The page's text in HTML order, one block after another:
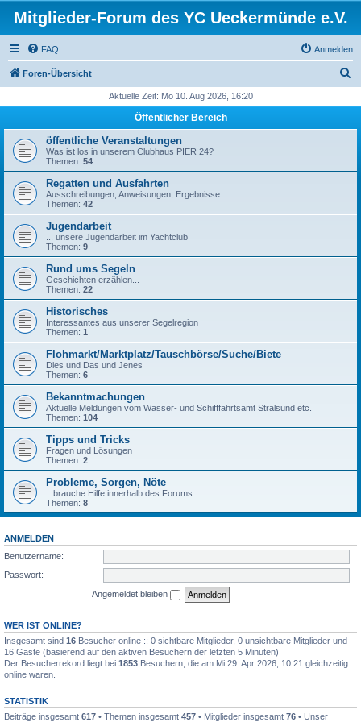
Mitglieder-Forum des YC Ueckermünde e.V.
FAQ Anmelden
Foren-Übersicht
h
Aktuelle Zeit: Mo 10. Aug 2026, 16:20
Öffentlicher Bereich
öffentliche Veranstaltungen
Was ist los in unserem Clubhaus PIER 24?
Themen: 54
Regatten und Ausfahrten
Ausschreibungen, Anweisungen, Ergebnisse
Themen: 42
Jugendarbeit
... unsere Jugendarbeit im Yachtclub
Themen: 9
Rund ums Segeln
Geschichten erzählen...
Themen: 22
Historisches
Interessantes aus unserer Segelregion
Themen: 1
Flohmarkt/Marktplatz/Tauschbörse/Suche/Biete
Dies und Das und Jenes
Themen: 6
Bekanntmachungen
Aktuelle Meldungen vom Wasser- und Schifffahrtsamt Stralsund etc.
Themen: 104
Tipps und Tricks
Fragen und Lösungen
Themen: 2
Probleme, Sorgen, Nöte
...brauche Hilfe innerhalb des Forums
Themen: 8
ANMELDEN
Benutzername:
Passwort:
Angemeldet bleiben
WER IST ONLINE?
Insgesamt sind 16 Besucher online :: 0 sichtbare Mitglieder, 0 unsichtbare Mitglieder und
16 Gäste (basierend auf den aktiven Besuchern der letzten 5 Minuten)
Der Besucherrekord liegt bei 1853 Besuchern, die am Mi 29. Apr 2026, 10:21 gleichzeitig
online waren.
STATISTIK
Beiträge insgesamt 617 • Themen insgesamt 457 • Mitglieder insgesamt 76 • Unser